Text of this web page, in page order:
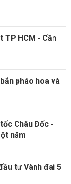
TP HCM - Cần
pháo hoa và
Châu Đốc -
năm
tư Vành đai 5